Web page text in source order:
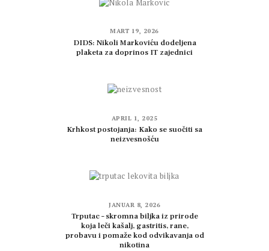
MART 19, 2026
DIDS: Nikoli Markoviću dodeljena
plaketa za doprinos IT zajednici
APRIL 1, 2025
Krhkost postojanja: Kako se suočiti sa
neizvesnošću
JANUAR 8, 2026
Trputac – skromna biljka iz prirode
koja leči kašalj, gastritis, rane,
probavu i pomaže kod odvikavanja od
nikotina